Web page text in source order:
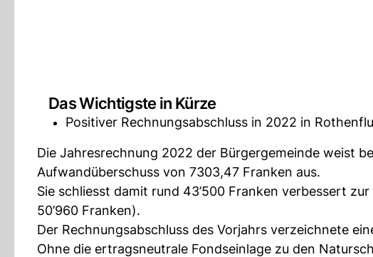
Das Wichtigste in Kürze
Positiver Rechnungsabschluss in 2022 in Rothenflu
Die Jahresrechnung 2022 der Bürgergemeinde weist
Aufwandüberschuss von 7303,47 Franken aus.
Sie schliesst damit rund 43’500 Franken verbessert
50’960 Franken).
Der Rechnungsabschluss des Vorjahrs verzeichnete
Ohne die ertragsneutrale Fondseinlage zu den